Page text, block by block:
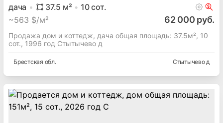
дача 37.5 м² 10сот.
~563 $/м² 62 000 руб.
Продажа дом и коттедж, дача общая площадь: 37.5м², 10
сот., 1996 год Стытычево д
Брестская обл. Стытычево д